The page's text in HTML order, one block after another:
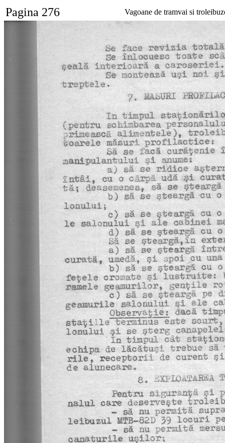
Pagina 276 Vagoane de tramvai si